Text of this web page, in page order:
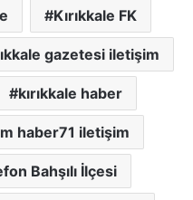
Kırıkkale FK
gazetesi iletişim
kırıkkale haber
haber71 iletişim
Bahşılı İlçesi